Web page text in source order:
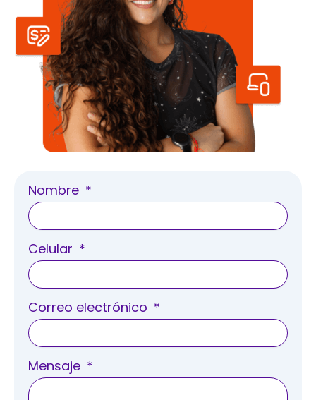
Nombre
Celular
Correo electrónico
Mensaje